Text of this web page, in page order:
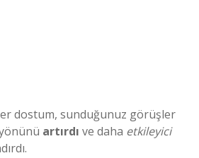
dostum, sunduğunuz görüşler
artırdı ve daha etkileyici